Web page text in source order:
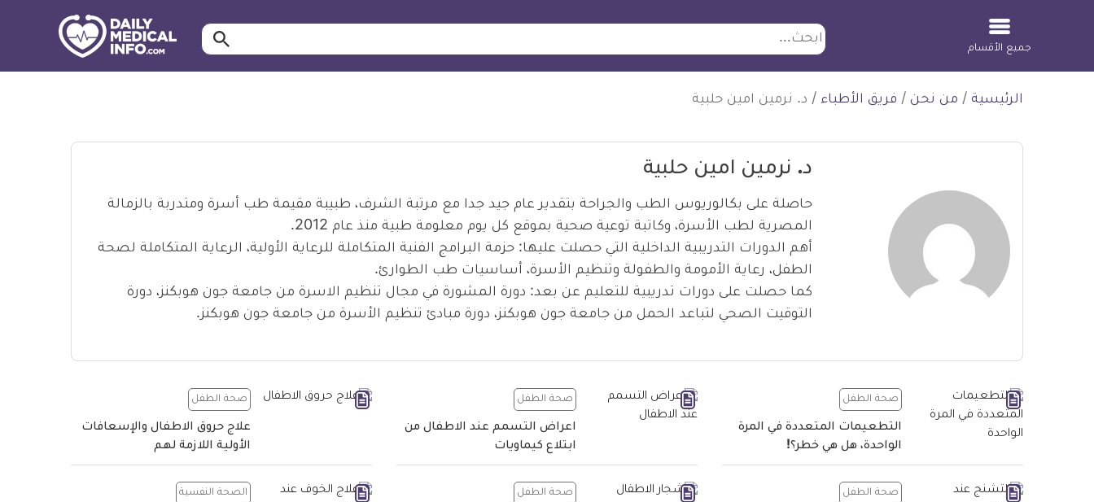
ابحث ابحث…
جميع الأقسام
الرئيسية / من نحن / فريق الأطباء / د. نرمين امين حلبية
د. نرمين امين حلبية
حاصلة على بكالوريوس الطب والجراحة بتقدير عام جيد جدا مع مرتبة الشرف، طبيبة مقيمة طب أسرة ومتدربة بالزمالة
المصرية لطب الأسرة، وكاتبة توعية صحية بموقع كل يوم معلومة طبية منذ عام 2012.
أهم الدورات التدريبية الداخلية التي حصلت عليها: حزمة البرامج الفنية المتكاملة للرعاية الأولية، الرعاية المتكاملة لصحة
الطفل، رعاية الأمومة والطفولة وتنظيم الأسرة، أساسيات طب الطوارئ.
كما حصلت على دورات تدريبية للتعليم عن بعد: دورة المشورة في مجال تنظيم الاسرة من جامعة جون هوبكنز، دورة
التوقيت الصحي لتباعد الحمل من جامعة جون هوبكنز، دورة مبادئ تنظيم الأسرة من جامعة جون هوبكنز.
صحة الطفل
التطعيمات المتعددة في المرة
الواحدة، هل هي خطر؟!
صحة الطفل
اعراض التسمم عند الاطفال من
ابتلاع كيماويات
صحة الطفل
علاج حروق الاطفال والإسعافات
الأولية اللازمة لهم
صحة الطفل صحة الطفل الصحة النفسية